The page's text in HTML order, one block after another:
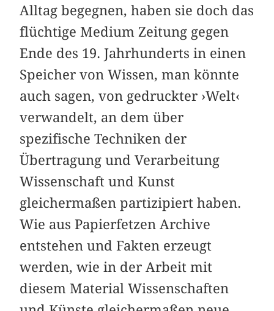
Alltag begegnen, haben sie doch das
flüchtige Medium Zeitung gegen
Ende des 19. Jahrhunderts in einen
Speicher von Wissen, man könnte
auch sagen, von gedruckter ›Welt‹
verwandelt, an dem über
spezifische Techniken der
Übertragung und Verarbeitung
Wissenschaft und Kunst
gleichermaßen partizipiert haben.
Wie aus Papierfetzen Archive
entstehen und Fakten erzeugt
werden, wie in der Arbeit mit
diesem Material Wissenschaften